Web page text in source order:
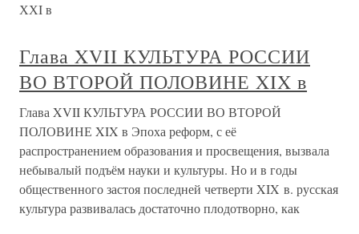
ХХI в
Глава XVII КУЛЬТУРА РОССИИ
ВО ВТОРОЙ ПОЛОВИНЕ XIX в
Глава XVII КУЛЬТУРА РОССИИ ВО ВТОРОЙ
ПОЛОВИНЕ XIX в Эпоха реформ, с её
распространением образования и просвещения, вызвала
небывалый подъём науки и культуры. Но и в годы
общественного застоя последней четверти XIX в. русская
культура развивалась достаточно плодотворно, как